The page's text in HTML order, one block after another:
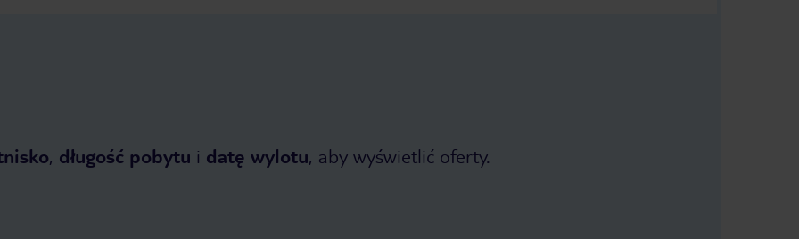
, długość pobytu i datę wylotu, aby wyświetlić oferty.